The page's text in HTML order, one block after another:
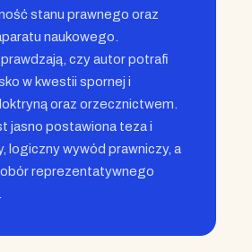
stanu prawnego oraz
naukowego.
czy autor potrafi
w kwestii spornej i
oraz orzecznictwem.
jasno postawiona teza i
logiczny wywód prawniczy, a
reprezentatywnego